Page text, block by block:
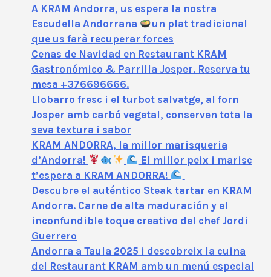
A KRAM Andorra, us espera la nostra
Escudella Andorrana
un plat tradicional
que us farà recuperar forces
Cenas de Navidad en Restaurant KRAM
Gastronómico & Parrilla Josper. Reserva tu
mesa +376696666.
Llobarro fresc i el turbot salvatge, al forn
Josper amb carbó vegetal, conserven tota la
seva textura i sabor
KRAM ANDORRA, la millor marisqueria
d’Andorra!
El millor peix i marisc
t’espera a KRAM ANDORRA!
Descubre el auténtico Steak tartar en KRAM
Andorra. Carne de alta maduración y el
inconfundible toque creativo del chef Jordi
Guerrero
Andorra a Taula 2025 i descobreix la cuina
del Restaurant KRAM amb un menú especial